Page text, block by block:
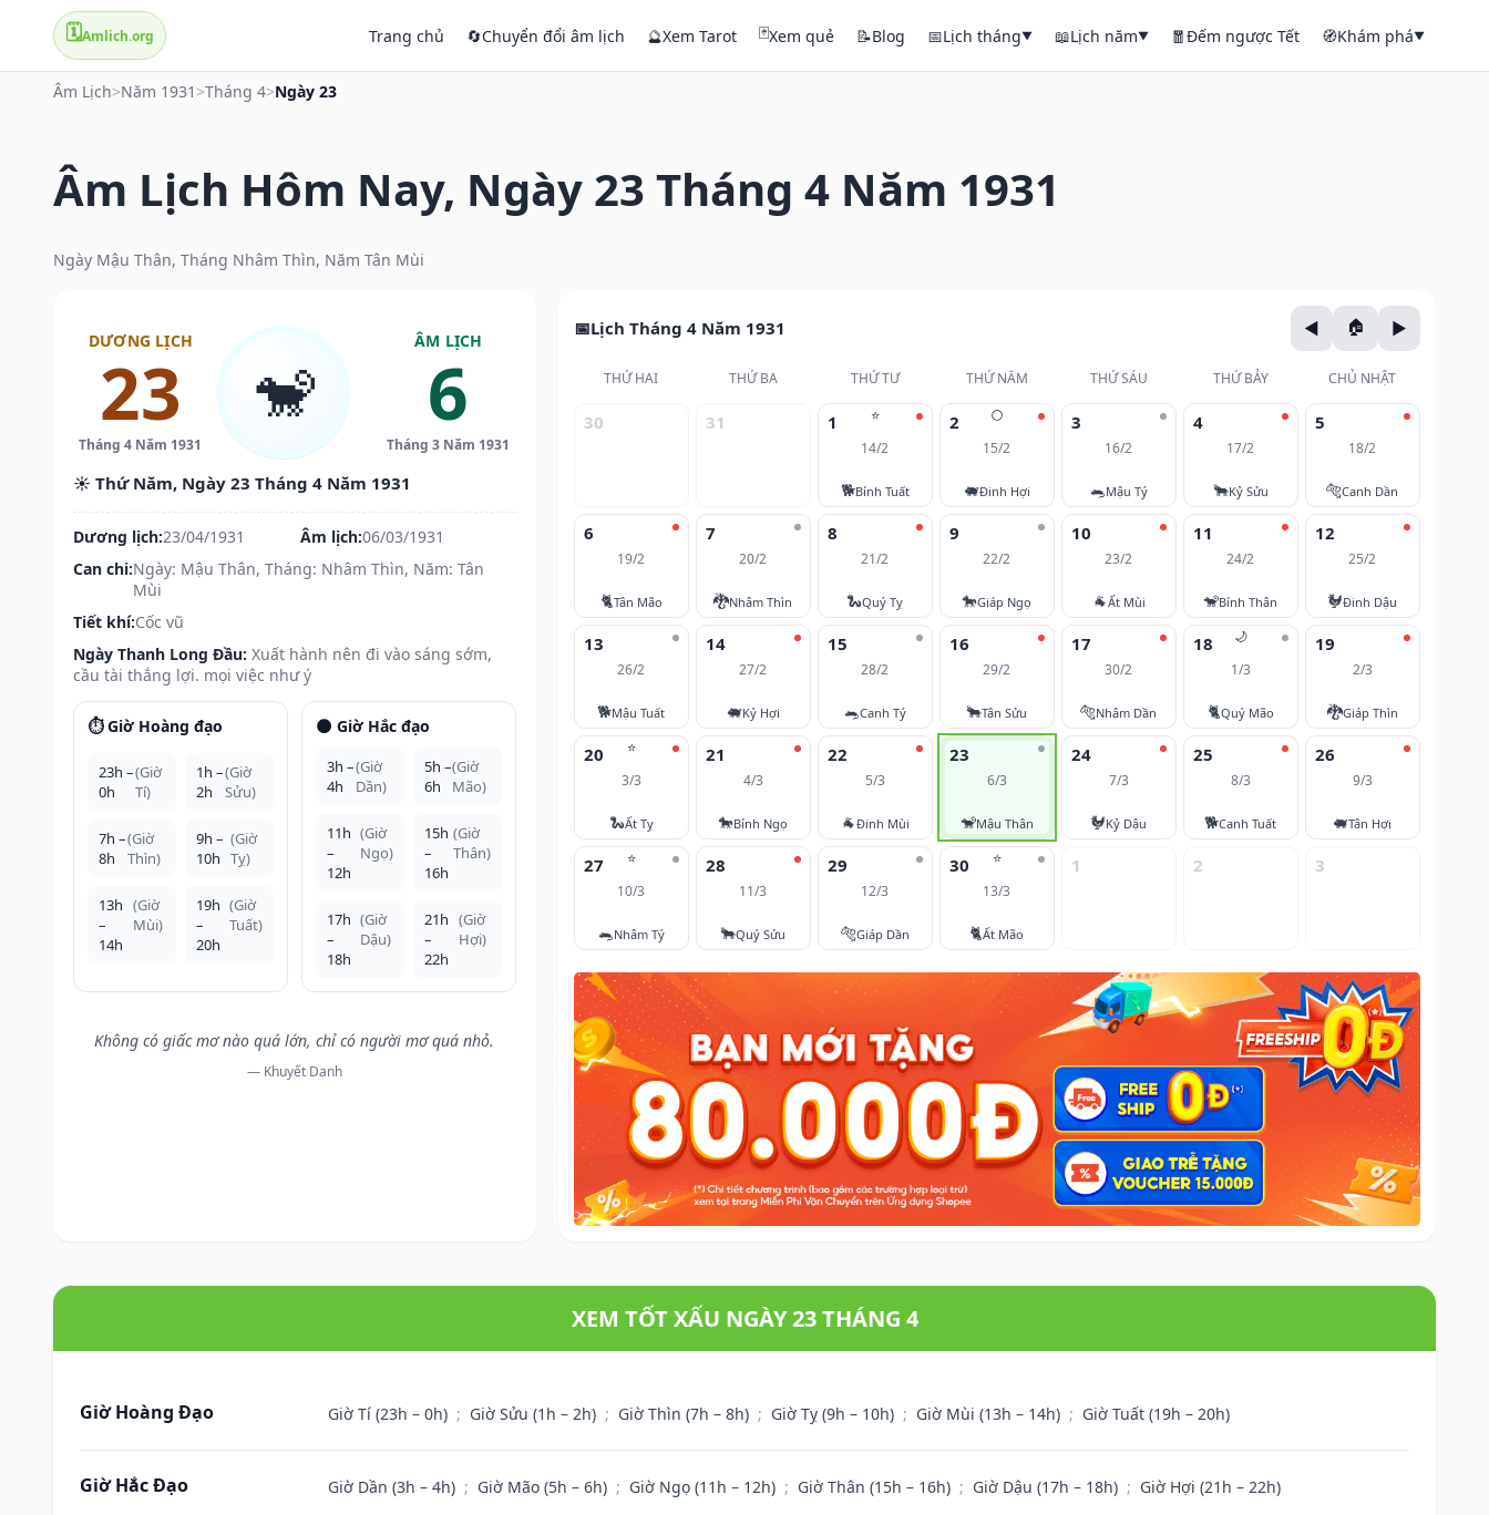
🗓️Amlich.org Trang chủ 🔄Chuyển đổi âm lịch 🔮Xem Tarot 🃏Xem quẻ 📝Blog 📅Lịch tháng▼ 📖Lịch năm▼ 🧧Đếm ngược Tết 🧭Khám phá▼
Âm Lịch>Năm 1931 >Tháng 4>Ngày 23
Âm Lịch Hôm Nay, Ngày 23 Tháng 4 Năm 1931
Ngày Mậu Thân, Tháng Nhâm Thìn, Năm Tân Mùi
DƯƠNG LỊCH
23
Tháng 4 Năm 1931
🐒
ÂM LỊCH
6
Tháng 3 Năm 1931
☀️ Thứ Năm, Ngày 23 Tháng 4 Năm 1931
Dương lịch:23/04/1931 Âm lịch:06/03/1931
Can chi:Ngày: Mậu Thân, Tháng: Nhâm Thìn, Năm: Tân
Mùi
Tiết khí:Cốc vũ
Ngày Thanh Long Đầu: Xuất hành nên đi vào sáng sớm,
cầu tài thắng lợi. mọi việc như ý
⏱️ Giờ Hoàng đạo
23h –
0h
(Giờ
Tí)
1h –
2h
(Giờ
Sửu)
7h –
8h
(Giờ
Thìn)
9h –
10h
(Giờ
Tỵ)
13h
–
14h
(Giờ
Mùi)
19h
–
20h
(Giờ
Tuất)
🌑 Giờ Hắc đạo
3h –
4h
(Giờ
Dần)
5h –
6h
(Giờ
Mão)
11h
–
12h
(Giờ
Ngọ)
15h
–
16h
(Giờ
Thân)
17h
–
18h
(Giờ
Dậu)
21h
–
22h
(Giờ
Hợi)
Không có giấc mơ nào quá lớn, chỉ có người mơ quá nhỏ.
— Khuyết Danh
Lịch Tháng 4 Năm 1931
THỨ HAI THỨ BA THỨ TƯ THỨ NĂM THỨ SÁU THỨ BẢY CHỦ NHẬT
30 31 ⭐
1
14/2
🐕Bính Tuất
🌕
2
15/2
🐖Đinh Hợi
3
16/2
🐀Mậu Tý
4
17/2
🐂Kỷ Sửu
5
18/2
🐅Canh Dần
6
19/2
🐈Tân Mão
7
20/2
🐉Nhâm Thìn
8
21/2
🐍Quý Tỵ
9
22/2
🐎Giáp Ngọ
10
23/2
🐐Ất Mùi
11
24/2
🐒Bính Thân
12
25/2
🐓Đinh Dậu
13
26/2
🐕Mậu Tuất
14
27/2
🐖Kỷ Hợi
15
28/2
🐀Canh Tý
16
29/2
🐂Tân Sửu
17
30/2
🐅Nhâm Dần
🌙
18
1/3
🐈Quý Mão
19
2/3
🐉Giáp Thìn
⭐
20
3/3
🐍Ất Tỵ
21
4/3
🐎Bính Ngọ
22
5/3
🐐Đinh Mùi
23
6/3
🐒Mậu Thân
24
7/3
🐓Kỷ Dậu
25
8/3
🐕Canh Tuất
26
9/3
🐖Tân Hợi
⭐
27
10/3
🐀Nhâm Tý
28
11/3
🐂Quý Sửu
29
12/3
🐅Giáp Dần
⭐
30
13/3
🐈Ất Mão
1 2 3
XEM TỐT XẤU NGÀY 23 THÁNG 4
Giờ Hoàng Đạo Giờ Tí (23h – 0h) ; Giờ Sửu (1h – 2h) ; Giờ Thìn (7h – 8h) ; Giờ Tỵ (9h – 10h) ; Giờ Mùi (13h – 14h) ; Giờ Tuất (19h – 20h)
Giờ Hắc Đạo Giờ Dần (3h – 4h) ; Giờ Mão (5h – 6h) ; Giờ Ngọ (11h – 12h) ; Giờ Thân (15h – 16h) ; Giờ Dậu (17h – 18h) ; Giờ Hợi (21h – 22h)